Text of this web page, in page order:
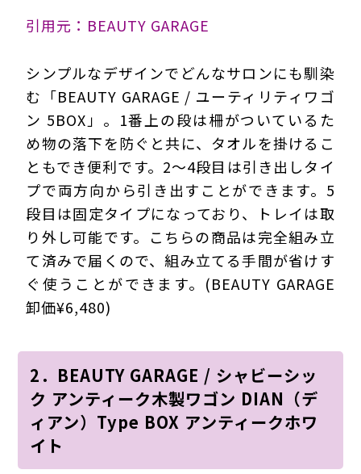
引用元：BEAUTY GARAGE
シンプルなデザインでどんなサロンにも馴染
む「BEAUTY GARAGE / ユーティリティワゴ
ン 5BOX」。1番上の段は柵がついているた
め物の落下を防ぐと共に、タオルを掛けるこ
ともでき便利です。2～4段目は引き出しタイ
プで両方向から引き出すことができます。5
段目は固定タイプになっており、トレイは取
り外し可能です。こちらの商品は完全組み立
て済みで届くので、組み立てる手間が省けす
ぐ使うことができます。(BEAUTY GARAGE
卸価¥6,480)
2．BEAUTY GARAGE / シャビーシッ
ク アンティーク木製ワゴン DIAN（デ
ィアン）Type BOX アンティークホワ
イト